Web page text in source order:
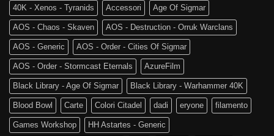
40K - Xenos - Tyranids Accessori Age Of Sigmar
AOS - Chaos - Skaven AOS - Destruction - Orruk Warclans
AOS - Generic AOS - Order - Cities Of Sigmar
AOS - Order - Stormcast Eternals AzureFilm
Black Library - Age Of Sigmar Black Library - Warhammer 40K
Blood Bowl Carte Colori Citadel dadi eryone filamento
Games Workshop HH Astartes - Generic